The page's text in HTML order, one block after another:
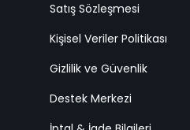
3+ Yaş Pro Scooter
%50
3.658,00 TL
1.829,00 TL
Satış Sözleşmesi
Kişisel Veriler Politikası
Gizlilik ve Güvenlik
Destek Merkezi